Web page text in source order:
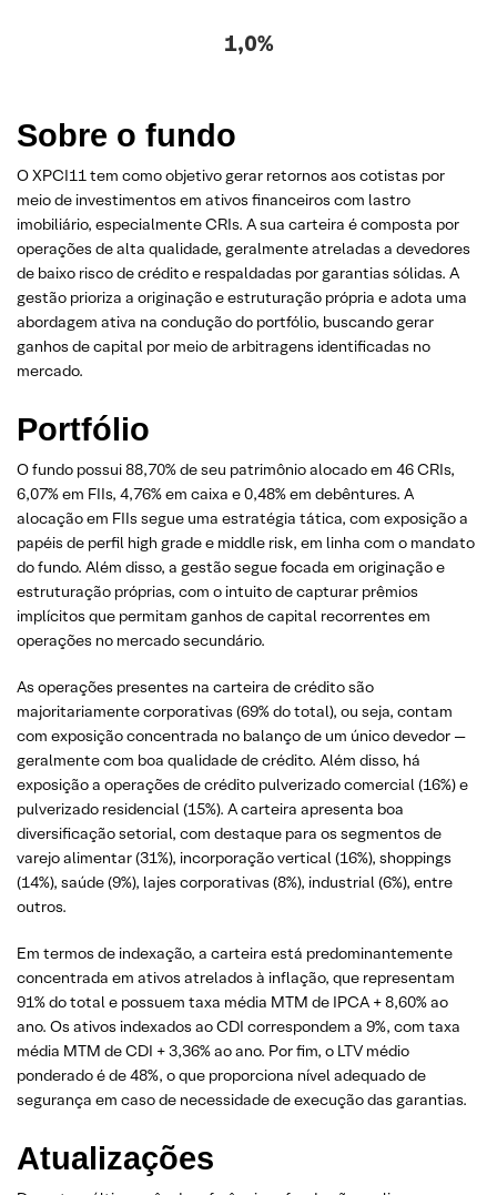
1,0%
Sobre o fundo
O XPCI11 tem como objetivo gerar retornos aos cotistas por
meio de investimentos em ativos financeiros com lastro
imobiliário, especialmente CRIs. A sua carteira é composta por
operações de alta qualidade, geralmente atreladas a devedores
de baixo risco de crédito e respaldadas por garantias sólidas. A
gestão prioriza a originação e estruturação própria e adota uma
abordagem ativa na condução do portfólio, buscando gerar
ganhos de capital por meio de arbitragens identificadas no
mercado.
Portfólio
O fundo possui 88,70% de seu patrimônio alocado em 46 CRIs,
6,07% em FIIs, 4,76% em caixa e 0,48% em debêntures. A
alocação em FIIs segue uma estratégia tática, com exposição a
papéis de perfil high grade e middle risk, em linha com o mandato
do fundo. Além disso, a gestão segue focada em originação e
estruturação próprias, com o intuito de capturar prêmios
implícitos que permitam ganhos de capital recorrentes em
operações no mercado secundário.
As operações presentes na carteira de crédito são
majoritariamente corporativas (69% do total), ou seja, contam
com exposição concentrada no balanço de um único devedor —
geralmente com boa qualidade de crédito. Além disso, há
exposição a operações de crédito pulverizado comercial (16%) e
pulverizado residencial (15%). A carteira apresenta boa
diversificação setorial, com destaque para os segmentos de
varejo alimentar (31%), incorporação vertical (16%), shoppings
(14%), saúde (9%), lajes corporativas (8%), industrial (6%), entre
outros.
Em termos de indexação, a carteira está predominantemente
concentrada em ativos atrelados à inflação, que representam
91% do total e possuem taxa média MTM de IPCA + 8,60% ao
ano. Os ativos indexados ao CDI correspondem a 9%, com taxa
média MTM de CDI + 3,36% ao ano. Por fim, o LTV médio
ponderado é de 48%, o que proporciona nível adequado de
segurança em caso de necessidade de execução das garantias.
Atualizações